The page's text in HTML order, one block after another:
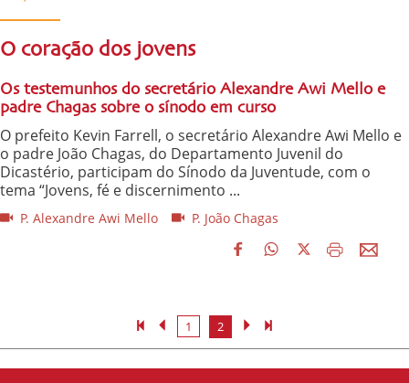
O coração dos jovens
Os testemunhos do secretário Alexandre Awi Mello e
padre Chagas sobre o sínodo em curso
O prefeito Kevin Farrell, o secretário Alexandre Awi Mello e
o padre João Chagas, do Departamento Juvenil do
Dicastério, participam do Sínodo da Juventude, com o
tema “Jovens, fé e discernimento ...
P. Alexandre Awi Mello P. João Chagas
1 2